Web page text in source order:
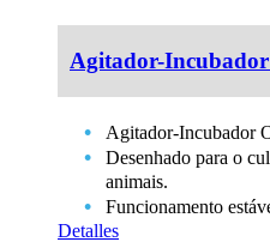
Agitador-
Agitador-Incubador
Desenhado para o
animais.
Funcionamento
Detalles